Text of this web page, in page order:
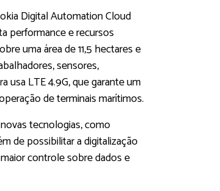
Digital Automation Cloud
performance e recursos
uma área de 11,5 hectares e
sensores,
usa LTE 4.9G, que garante um
de terminais marítimos.
tecnologias, como
de possibilitar a digitalização
controle sobre dados e